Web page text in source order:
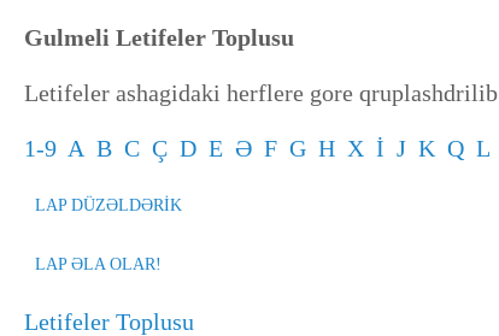
Gulmeli Letifeler Toplusu
Letifeler ashagidaki herflere gore qruplashdrilib
1-9 A B C Ç D E Ə F G H X İ J K Q L
LAP DÜZƏLDƏRİK
LAP ƏLA OLAR!
Letifeler Toplusu